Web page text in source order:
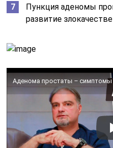
Пункция аденомы
развитие